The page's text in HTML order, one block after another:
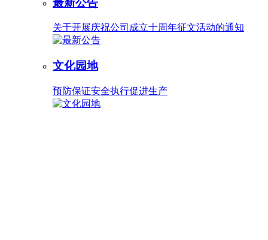
关于开展庆祝公司成立十周年征文活动的通知
文化园地
预防保证安全执行促进生产